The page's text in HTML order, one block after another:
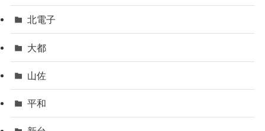
北電子
大都
山佐
平和